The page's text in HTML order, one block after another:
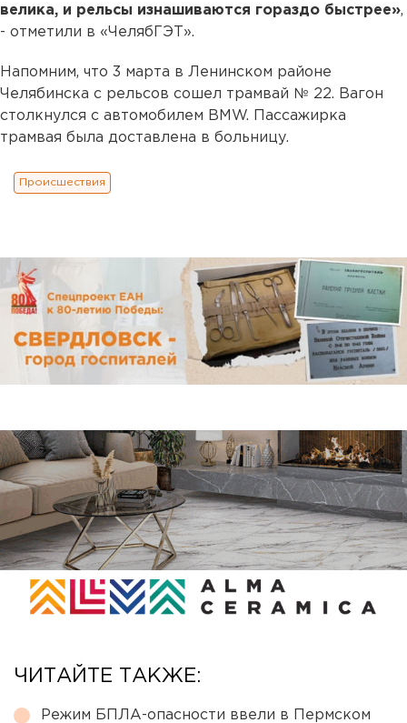
велика, и рельсы изнашиваются гораздо быстрее»,
- отметили в «ЧелябГЭТ».
Напомним, что 3 марта в Ленинском районе
Челябинска с рельсов сошел трамвай № 22. Вагон
столкнулся с автомобилем BMW. Пассажирка
трамвая была доставлена в больницу.
Происшествия
ЧИТАЙТЕ ТАКЖЕ:
Режим БПЛА-опасности ввели в Пермском